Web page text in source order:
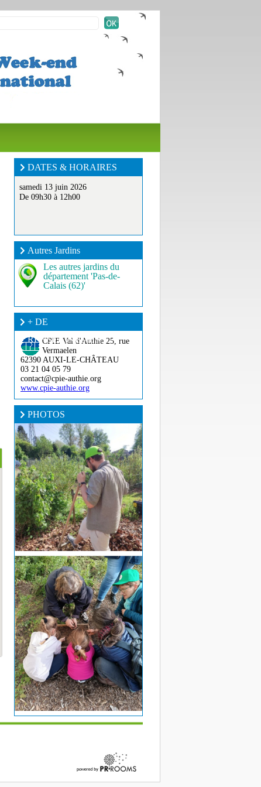
DATES & HORAIRES
samedi 13 juin 2026
De 09h30 à 12h00
Autres Jardins
Les autres jardins du
département 'Pas-de-
Calais (62)'
+ DE
RENSEIGNEMENT ?
CPIE Val d'Authie 25, rue
Vermaelen
62390 AUXI-LE-CHÂTEAU
03 21 04 05 79
contact@cpie-authie.org
www.cpie-authie.org
PHOTOS